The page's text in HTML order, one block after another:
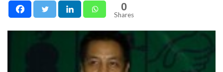
0
Shares